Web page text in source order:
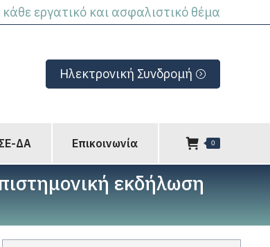
κάθε εργατικό και ασφαλιστικό θέμα
Ηλεκτρονική Συνδρομή
ΔΑ Επικοινωνία 0
εκδήλωση